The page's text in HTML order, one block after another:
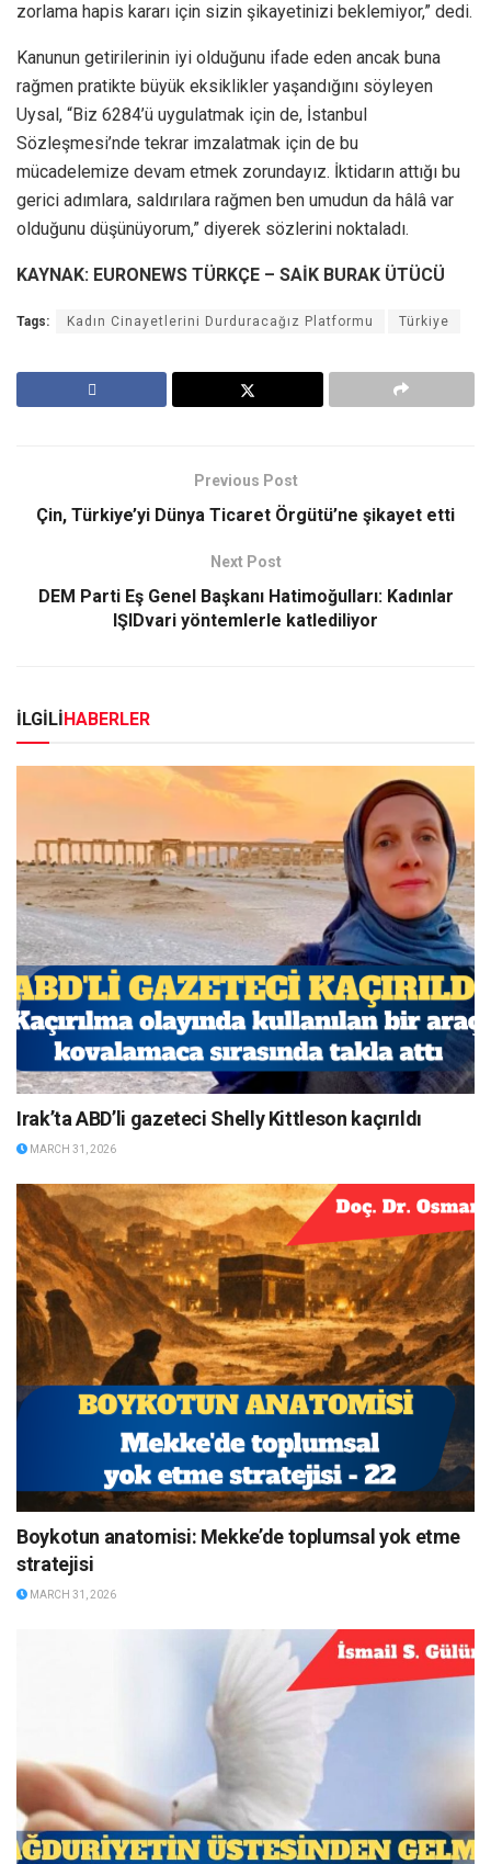
zorlama hapis kararı için sizin şikayetinizi beklemiyor,” dedi.
Kanunun getirilerinin iyi olduğunu ifade eden ancak buna
rağmen pratikte büyük eksiklikler yaşandığını söyleyen
Uysal, “Biz 6284’ü uygulatmak için de, İstanbul
Sözleşmesi’nde tekrar imzalatmak için de bu
mücadelemize devam etmek zorundayız. İktidarın attığı bu
gerici adımlara, saldırılara rağmen ben umudun da hâlâ var
olduğunu düşünüyorum,” diyerek sözlerini noktaladı.
KAYNAK: EURONEWS TÜRKÇE – SAİK BURAK ÜTÜCÜ
Tags: Kadın Cinayetlerini Durduracağız Platformu Türkiye
Previous Post
Çin, Türkiye’yi Dünya Ticaret Örgütü’ne şikayet etti
Next Post
DEM Parti Eş Genel Başkanı Hatimoğulları: Kadınlar
IŞIDvari yöntemlerle katlediliyor
İLGİLİ HABERLER
Irak’ta ABD’li gazeteci Shelly Kittleson kaçırıldı
MARCH 31, 2026
Boykotun anatomisi: Mekke’de toplumsal yok etme
stratejisi
MARCH 31, 2026